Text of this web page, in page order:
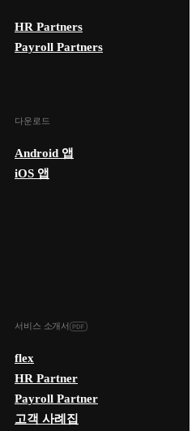
HR Partners
Payroll Partners
다운로드
Android 앱
iOS 앱
서비스 소개서
flex
HR Partner
Payroll Partner
고객 사례집